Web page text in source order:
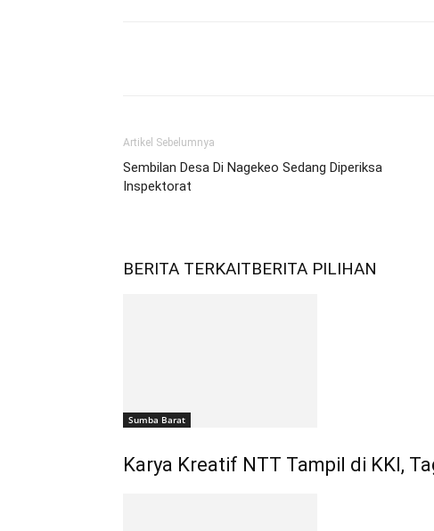
Artikel Sebelumnya
Sembilan Desa Di Nagekeo Sedang Diperiksa
Inspektorat
BERITA TERKAITBERITA PILIHAN
Sumba Barat
Karya Kreatif NTT Tampil di KKI,